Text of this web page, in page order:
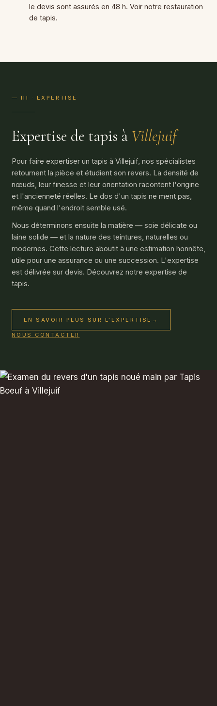
le devis sont assurés en 48 h. Voir notre restauration
de tapis.
— III · EXPERTISE
Expertise de tapis à Villejuif
Pour faire expertiser un tapis à Villejuif, nos spécialistes
retournent la pièce et étudient son revers. La densité de
nœuds, leur finesse et leur orientation racontent l'origine
et l'ancienneté réelles. Le dos d'un tapis ne ment pas,
même quand l'endroit semble usé.
Nous déterminons ensuite la matière — soie délicate ou
laine solide — et la nature des teintures, naturelles ou
modernes. Cette lecture aboutit à une estimation honnête,
utile pour une assurance ou une succession. L'expertise
est délivrée sur devis. Découvrez notre expertise de
tapis.
EN SAVOIR PLUS SUR L'EXPERTISE →
NOUS CONTACTER